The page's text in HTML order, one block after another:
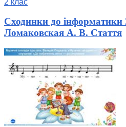
Сходинки до
Ломаковская А. В. Стаття